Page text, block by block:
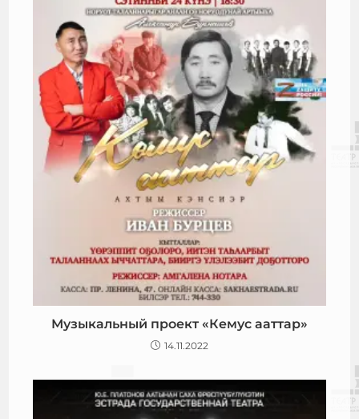
Музыкальный проект «Кемус ааттар»
14.11.2022